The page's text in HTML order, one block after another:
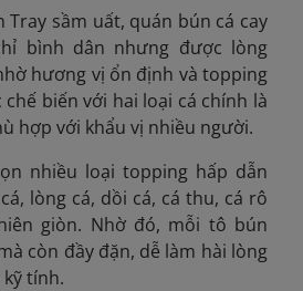
Tray sầm uất, quán bún cá cay
bình dân nhưng được lòng
hương vị ổn định và topping
biến với hai loại cá chính là
hợp với khẩu vị nhiều người.
nhiều loại topping hấp dẫn
lòng cá, dồi cá, cá thu, cá rô
giòn. Nhờ đó, mỗi tô bún
còn đầy đặn, dễ làm hài lòng
tính.